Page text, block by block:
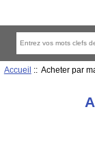
Accueil :: Acheter par